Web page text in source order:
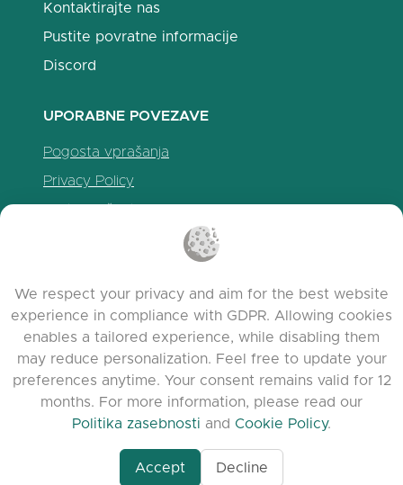
Kontaktirajte nas
Pustite povratne informacije
Discord
UPORABNE POVEZAVE
Pogosta vprašanja
Privacy Policy
© 2026 clasora.com platform | Vse pravice
We respect your privacy and aim for the best website
experience in compliance with GDPR. Allowing cookies
enables a tailored experience, while disabling them
may reduce personalization. Feel free to update your
preferences anytime. Your consent remains valid for 12
months. For more information, please read our
Politika zasebnosti and Cookie Policy.
Accept Decline